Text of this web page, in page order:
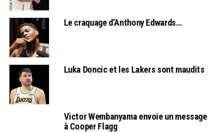
Le craquage d’Anthony Edwards…
Luka Doncic et les Lakers sont maudits
Victor Wembanyama envoie un message
à Cooper Flagg